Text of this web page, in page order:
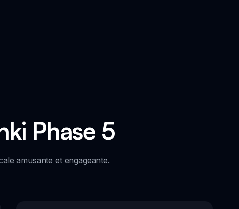
Phase 5
amusante et engageante.